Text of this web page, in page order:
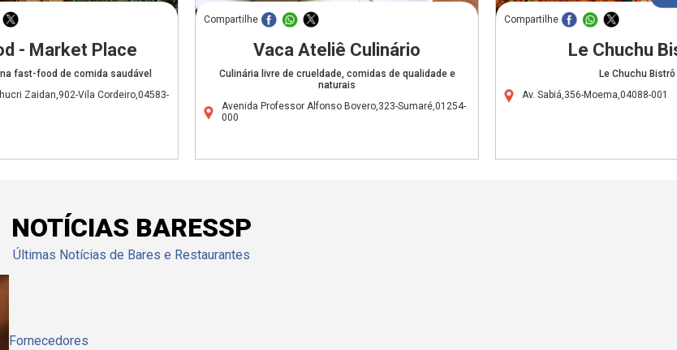
- Market Place
fast-food de comida saudável
Zaidan,902-Vila Cordeiro,04583-
Compartilhe
Vaca Ateliê Culinário
Culinária livre de crueldade, comidas de qualidade e
naturais
Avenida Professor Alfonso Bovero,323-Sumaré,01254-
000
Compartilhe
Le Chuchu
Le Chuchu Bistrô
Av. Sabiá,356-Moema,04088-001
NOTÍCIAS BARESSP
Últimas Notícias de Bares e Restaurantes
Fornecedores